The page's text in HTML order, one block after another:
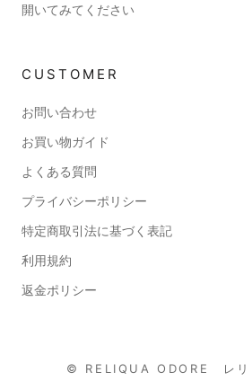
開いてみてください
CUSTOMER
お問い合わせ
お買い物ガイド
よくある質問
プライバシーポリシー
特定商取引法に基づく表記
利用規約
返金ポリシー
© RELIQUA ODORE レリ